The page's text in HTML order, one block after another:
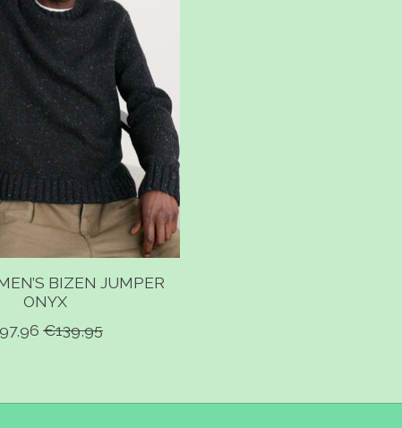
BIZEN JUMPER
ONYX
€139,95